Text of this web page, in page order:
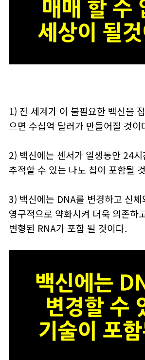
1) 전 세계가 이 불필요한 백신을
으면 수십억 달러가 만들어질 것이
2) 백신에는 센서가 일생동안 24
추적할 수 있는 나노 칩이 포함될
3) 백신에는 DNA를 변경하고 신
영구적으로 약화시켜 더욱 의존하
변형된 RNA가 포함 될 것이다.